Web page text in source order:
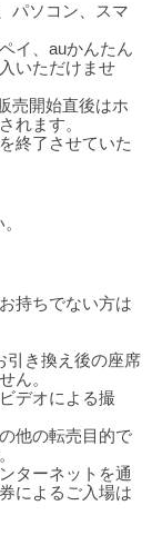
パソコン、スマ
イ、auかんたん
いただけませ
売開始直後はホ
れます。
終了させていた
持ちでない方は
引き換え後の座席
ん。
デオによる撮
他の転売目的で
ターネットを通
によるご入場は